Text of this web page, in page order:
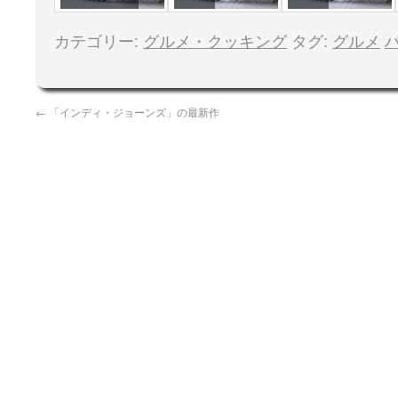
カテゴリー: グルメ・クッキング タグ: グルメ
← 「インディ・ジョーンズ」の最新作